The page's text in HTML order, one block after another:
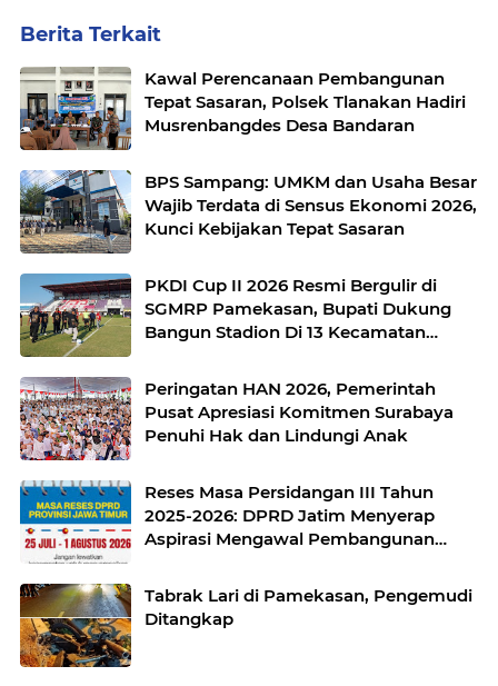
Berita Terkait
Kawal Perencanaan Pembangunan
Tepat Sasaran, Polsek Tlanakan Hadiri
Musrenbangdes Desa Bandaran
BPS Sampang: UMKM dan Usaha Besar
Wajib Terdata di Sensus Ekonomi 2026,
Kunci Kebijakan Tepat Sasaran
PKDI Cup II 2026 Resmi Bergulir di
SGMRP Pamekasan, Bupati Dukung
Bangun Stadion Di 13 Kecamatan
Peringatan HAN 2026, Pemerintah
Pusat Apresiasi Komitmen Surabaya
Penuhi Hak dan Lindungi Anak
Reses Masa Persidangan III Tahun
2025-2026: DPRD Jatim Menyerap
Aspirasi Mengawal Pembangunan
Tabrak Lari di Pamekasan, Pengemudi
Ditangkap